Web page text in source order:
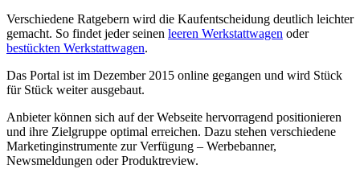
Verschiedene Ratgebern wird die Kaufentscheidung deutlich leichter
gemacht. So findet jeder seinen leeren Werkstattwagen oder
bestückten Werkstattwagen.
Das Portal ist im Dezember 2015 online gegangen und wird Stück
für Stück weiter ausgebaut.
Anbieter können sich auf der Webseite hervorragend positionieren
und ihre Zielgruppe optimal erreichen. Dazu stehen verschiedene
Marketinginstrumente zur Verfügung – Werbebanner,
Newsmeldungen oder Produktreview.